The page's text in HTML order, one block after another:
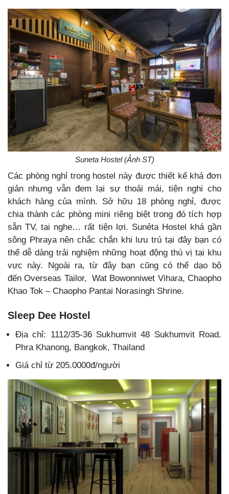
Suneta Hostel (Ảnh ST)
Các phòng nghỉ trong hostel này được thiết kế khá đơn
giản nhưng vẫn đem lại sự thoải mái, tiện nghi cho
khách hàng của mình. Sở hữu 18 phòng nghỉ, được
chia thành các phòng mini riêng biệt trong đó tích hợp
sẵn TV, tại nghe… rất tiện lợi. Sunẻta Hostel khá gần
sông Phraya nên chắc chắn khi lưu trú tại đây bạn có
thể dễ dàng trải nghiệm những hoạt động thú vị tại khu
vực này. Ngoài ra, từ đây bạn cũng có thể dạo bộ
đến Overseas Tailor, Wat Bowonniwet Vihara, Chaopho
Khao Tok – Chaopho Pantai Norasingh Shrine.
Sleep Dee Hostel
Địa chỉ: 1112/35-36 Sukhumvit 48 Sukhumvit Road.
Phra Khanong, Bangkok, Thailand
Giá chỉ từ 205.0000đ/người